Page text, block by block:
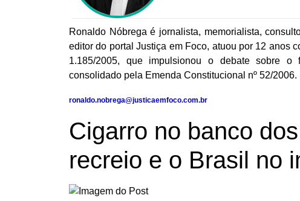
Ronaldo Nóbrega é jornalista, memorialista,
editor do portal Justiça em Foco, atuou por 12 anos
1.185/2005, que impulsionou o debate sobre o
consolidado pela Emenda Constitucional nº 52/2006.
ronaldo.nobrega@justicaemfoco.com.br
Cigarro no banco
recreio e o Brasil no